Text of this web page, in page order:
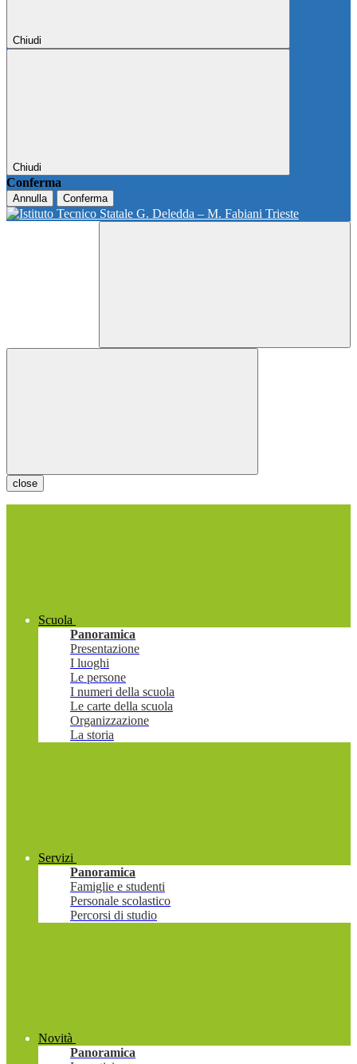
Chiudi
Chiudi
Conferma
Annulla Conferma
close
Scuola
Panoramica
Presentazione
I luoghi
Le persone
I numeri della scuola
Le carte della scuola
Organizzazione
La storia
Servizi
Panoramica
Famiglie e studenti
Personale scolastico
Percorsi di studio
Novità
Panoramica